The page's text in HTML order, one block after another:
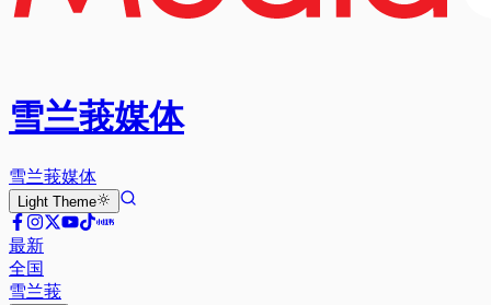
雪兰莪媒体
雪兰莪媒体
Light Theme
最新
全国
雪兰莪